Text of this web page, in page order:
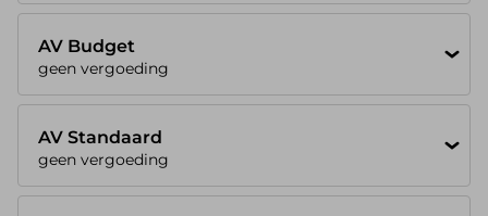
AV Budget
geen vergoeding
AV Standaard
geen vergoeding